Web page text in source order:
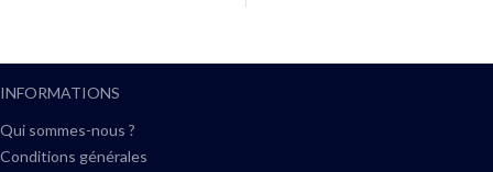
INFORMATIONS
Qui sommes-nous ?
Conditions générales